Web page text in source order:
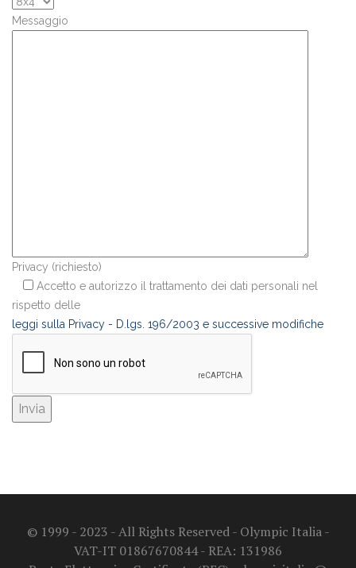
Messaggio
Privacy (richiesto)
Accetto e autorizzo il trattamento dei dati personali nel
rispetto delle
leggi sulla Privacy - D.lgs. 196/2003 e successive modifiche
© 1999 - 2023 - All Rights Reserved - Olympic Italia -
VAT-IT 01867670844 - REA: 131986